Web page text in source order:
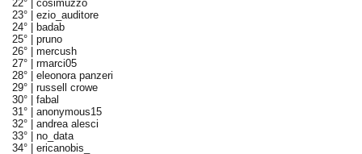
22° | cosimuzzo
23° | ezio_auditore
24° |
badab
25° | pruno
26° | mercush
27° | rmarci05
28° | eleonora panzeri
29° | russell crowe
30° | fabal
31° | anonymous15
32° | andrea alesci
33° | no_data
34° | ericanobis_